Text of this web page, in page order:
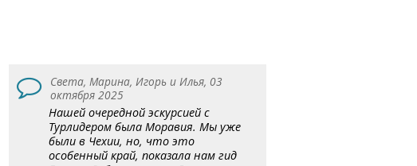
Света, Марина, Игорь и Илья, 03
октября 2025
Нашей очередной эскурсией с
Турлидером была Моравия. Мы уже
были в Чехии, но, что это
особенный край, показала нам гид